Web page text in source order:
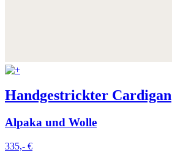
Handgestrickter Cardigan
Alpaka und Wolle
335,- €